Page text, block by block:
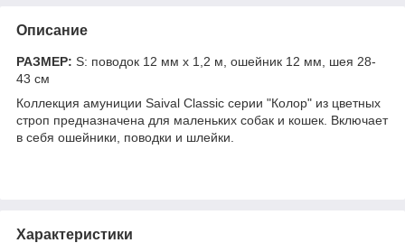
Описание
РАЗМЕР: S: поводок 12 мм х 1,2 м, ошейник 12 мм, шея 28-
43 см
Коллекция амуниции Saival Classic серии "Колор" из цветных
строп предназначена для маленьких собак и кошек. Включает
в себя ошейники, поводки и шлейки.
Характеристики